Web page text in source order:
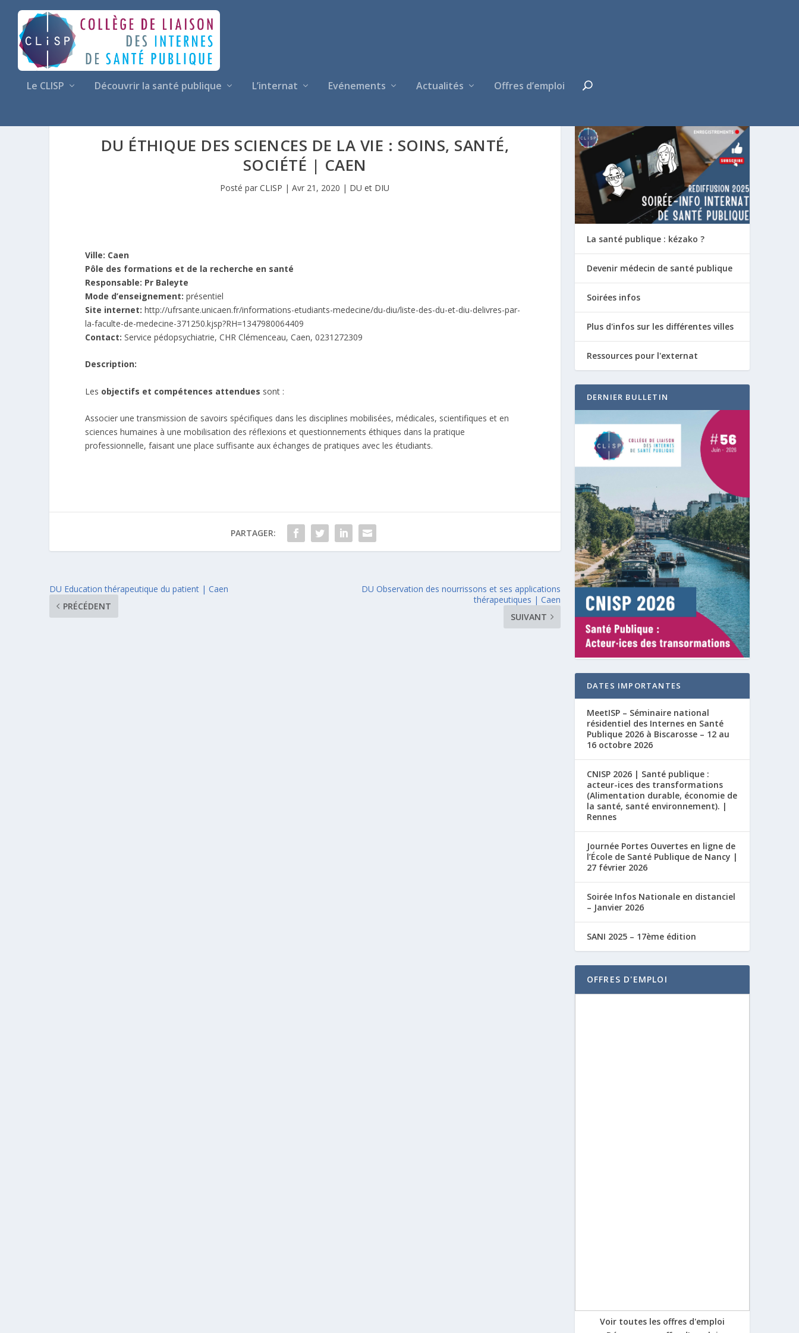
Le CLISP Découvrir la santé publique L’internat Evénements Actualités Offres d’emploi
DU ÉTHIQUE DES SCIENCES DE LA VIE : SOINS, SANTÉ,
SOCIÉTÉ | CAEN
Posté parCLISP |Avr 21, 2020 | DU et DIU
Ville: Caen
Pôle des formations et de la recherche en santé
Responsable: Pr Baleyte
Mode d’enseignement: présentiel
Site internet: http://ufrsante.unicaen.fr/informations-etudiants-medecine/du-diu/liste-des-du-et-diu-delivres-par-
la-faculte-de-medecine-371250.kjsp?RH=1347980064409
Contact: Service pédopsychiatrie, CHR Clémenceau, Caen, 0231272309
Description:
Les objectifs et compétences attendues sont :
Associer une transmission de savoirs spécifiques dans les disciplines mobilisées, médicales, scientifiques et en
sciences humaines à une mobilisation des réflexions et questionnements éthiques dans la pratique
professionnelle, faisant une place suffisante aux échanges de pratiques avec les étudiants.
PARTAGER:
DU Education thérapeutique du patient | Caen
PRÉCÉDENT
DU Observation des nourrissons et ses applications
thérapeutiques | Caen
SUIVANT
La santé publique : kézako ?
Devenir médecin de santé publique
Soirées infos
Plus d'infos sur les différentes villes
Ressources pour l'externat
DERNIER BULLETIN
DATES IMPORTANTES
MeetISP – Séminaire national
résidentiel des Internes en Santé
Publique 2026 à Biscarosse – 12 au
16 octobre 2026
CNISP 2026 | Santé publique :
acteur-ices des transformations
(Alimentation durable, économie de
la santé, santé environnement). |
Rennes
Journée Portes Ouvertes en ligne de
l’École de Santé Publique de Nancy |
27 février 2026
Soirée Infos Nationale en distanciel
– Janvier 2026
SANI 2025 – 17ème édition
OFFRES D'EMPLOI
Voir toutes les offres d'emploi